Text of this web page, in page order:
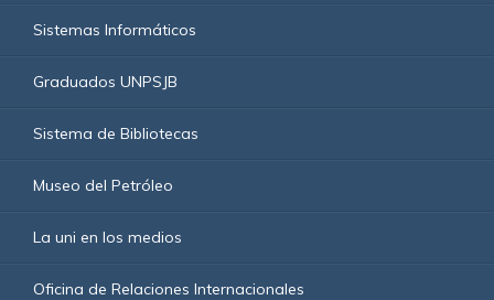
Sistemas Informáticos
Graduados UNPSJB
Sistema de Bibliotecas
Museo del Petróleo
La uni en los medios
Oficina de Relaciones Internacionales